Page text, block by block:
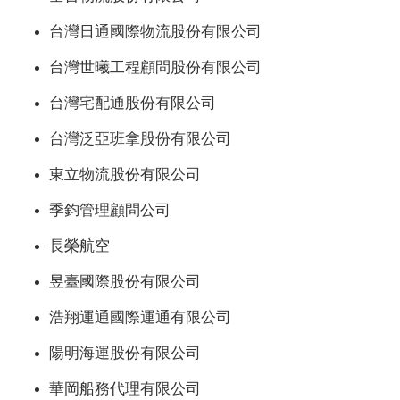
台灣日通國際物流股份有限公司
台灣世曦工程顧問股份有限公司
台灣宅配通股份有限公司
台灣泛亞班拿股份有限公司
東立物流股份有限公司
季鈞管理顧問公司
長榮航空
昱臺國際股份有限公司
浩翔運通國際運通有限公司
陽明海運股份有限公司
華岡船務代理有限公司